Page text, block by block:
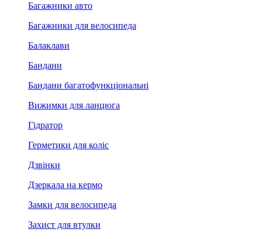
Багажники авто
Багажники для велосипеда
Балаклави
Бандани
Бандани багатофункціональні
Вижимки для ланцюга
Гідратор
Герметики для коліс
Дзвінки
Дзеркала на кермо
Замки для велосипеда
Захист для втулки